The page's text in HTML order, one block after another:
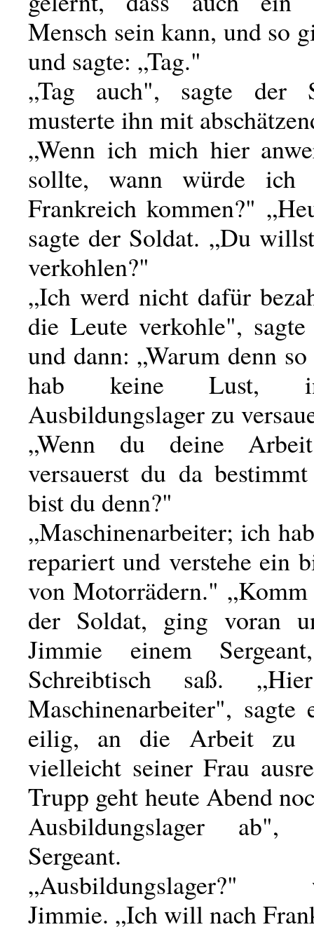
Mensch sein kann, und so
und sagte: „Tag."
„Tag auch", sagte der
musterte ihn mit
„Wenn ich mich hier
sollte, wann würde ich
Frankreich kommen?"
sagte der Soldat. „Du
verkohlen?"
„Ich werd nicht dafür
die Leute verkohle",
und dann: „Warum denn
hab keine Lust,
Ausbildungslager zu
„Wenn du deine
versauerst du da
bist du denn?"
„Maschinenarbeiter; ich
repariert und verstehe ein
von Motorrädern."
der Soldat, ging voran
Jimmie einem
Schreibtisch saß.
Maschinenarbeiter", sagte
eilig, an die Arbeit zu
vielleicht seiner Frau
Trupp geht heute Abend
Ausbildungslager ab",
Sergeant.
„Ausbildungslager?"
Jimmie. „Ich will nach